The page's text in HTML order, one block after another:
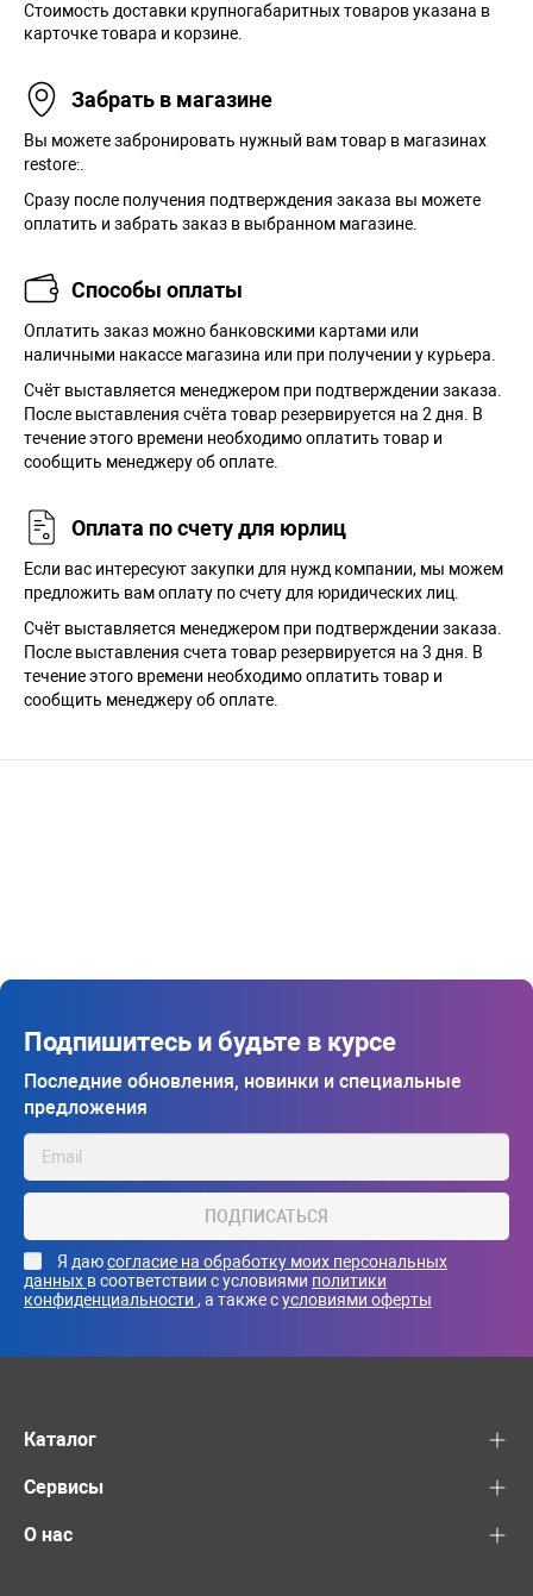
Стоимость доставки крупногабаритных товаров указана в
карточке товара и корзине.
Забрать в магазине
Вы можете забронировать нужный вам товар в магазинах
restore:.
Сразу после получения подтверждения заказа вы можете
оплатить и забрать заказ в выбранном магазине.
Способы оплаты
Оплатить заказ можно банковскими картами или
наличными накассе магазина или при получении у курьера.
Cчёт выставляется менеджером при подтверждении заказа.
После выставления счёта товар резервируется на 2 дня. В
течение этого времени необходимо оплатить товар и
сообщить менеджеру об оплате.
Оплата по счету для юрлиц
Если вас интересуют закупки для нужд компании, мы можем
предложить вам оплату по счету для юридических лиц.
Счёт выставляется менеджером при подтверждении заказа.
После выставления счета товар резервируется на 3 дня. В
течение этого времени необходимо оплатить товар и
сообщить менеджеру об оплате.
Подпишитесь и будьте в курсе
Последние обновления, новинки и специальные
предложения
ПОДПИСАТЬСЯ
Я даюсогласие на обработку моих персональных
данных в соответствии с условиями политики
конфиденциальности , а также сусловиями оферты
Каталог
Сервисы
О нас